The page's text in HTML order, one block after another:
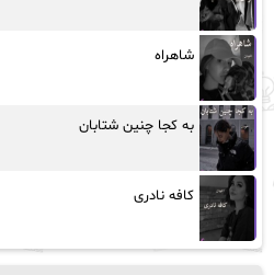
شاهراه
به کجا چنین شتابان
کافه نادری